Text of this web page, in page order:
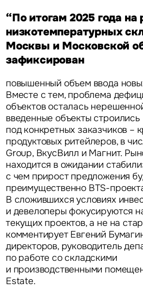
“По итогам 2025 года на
низкотемпературных
Москвы и Московской
зафиксирован
повышенный объем ввода
Вместе с тем, проблема
объектов осталась
введенные объекты строились
под конкретных заказчиков –
продуктовых ритейлеров, в
Group, ВкусВилл и Магнит.
находится в ожидании
с чем прирост предложения
преимущественно BTS-
В сложившихся условиях
и девелоперы фокусируются
текущих проектов, а не на
комментирует Евгений
директоров, руководитель
по работе со складскими
и производственными
Estate.
Жалоба
Уведомления
Объявление
Это обязательное поле
Это обязательное поле
Отправить
Нажимая на кнопку «Отправить», вы
на обработку и использование ваших
персональных данных